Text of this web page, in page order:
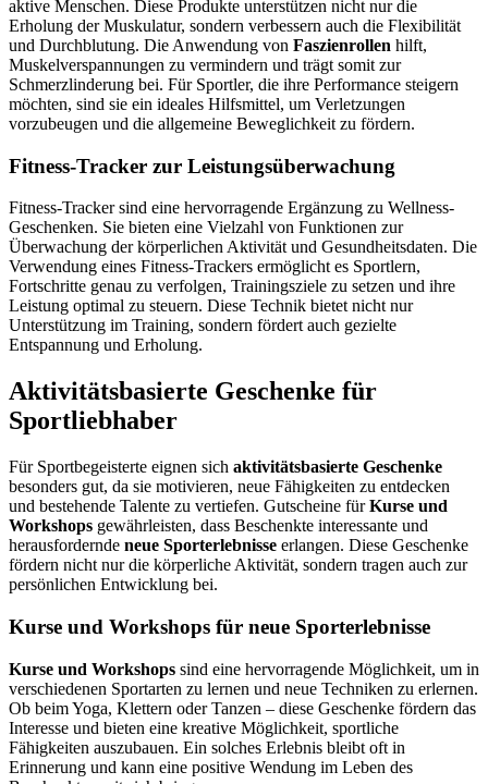
aktive Menschen. Diese Produkte unterstützen nicht nur die
Erholung der Muskulatur, sondern verbessern auch die Flexibilität
und Durchblutung. Die Anwendung von Faszienrollen hilft,
Muskelverspannungen zu vermindern und trägt somit zur
Schmerzlinderung bei. Für Sportler, die ihre Performance steigern
möchten, sind sie ein ideales Hilfsmittel, um Verletzungen
vorzubeugen und die allgemeine Beweglichkeit zu fördern.
Fitness-Tracker zur Leistungsüberwachung
Fitness-Tracker sind eine hervorragende Ergänzung zu Wellness-
Geschenken. Sie bieten eine Vielzahl von Funktionen zur
Überwachung der körperlichen Aktivität und Gesundheitsdaten. Die
Verwendung eines Fitness-Trackers ermöglicht es Sportlern,
Fortschritte genau zu verfolgen, Trainingsziele zu setzen und ihre
Leistung optimal zu steuern. Diese Technik bietet nicht nur
Unterstützung im Training, sondern fördert auch gezielte
Entspannung und Erholung.
Aktivitätsbasierte Geschenke für
Sportliebhaber
Für Sportbegeisterte eignen sich aktivitätsbasierte Geschenke
besonders gut, da sie motivieren, neue Fähigkeiten zu entdecken
und bestehende Talente zu vertiefen. Gutscheine fürKurse und
Workshops gewährleisten, dass Beschenkte interessante und
herausfordernde neue Sporterlebnisse erlangen. Diese Geschenke
fördern nicht nur die körperliche Aktivität, sondern tragen auch zur
persönlichen Entwicklung bei.
Kurse und Workshops für neue Sporterlebnisse
Kurse und Workshops sind eine hervorragende Möglichkeit, um in
verschiedenen Sportarten zu lernen und neue Techniken zu erlernen.
Ob beim Yoga, Klettern oder Tanzen – diese Geschenke fördern das
Interesse und bieten eine kreative Möglichkeit, sportliche
Fähigkeiten auszubauen. Ein solches Erlebnis bleibt oft in
Erinnerung und kann eine positive Wendung im Leben des